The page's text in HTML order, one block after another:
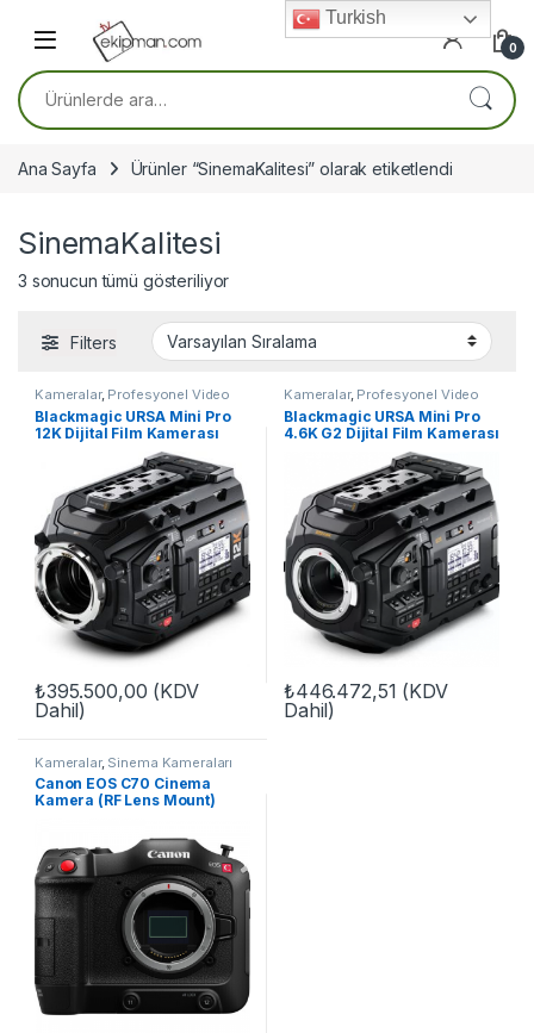
0
Ara:
Ana Sayfa Ürünler “SinemaKalitesi” olarak etiketlendi
SinemaKalitesi
3 sonucun tümü gösteriliyor
Filters
Kameralar, Profesyonel Video
Kameraları
Blackmagic URSA Mini Pro
12K Dijital Film Kamerası
₺395.500,00 (KDV
Dahil)
Kameralar, Profesyonel Video
Kameraları
Blackmagic URSA Mini Pro
4.6K G2 Dijital Film Kamerası
₺446.472,51 (KDV
Dahil)
Kameralar, Sinema Kameraları
Canon EOS C70 Cinema
Kamera (RF Lens Mount)
Turkish